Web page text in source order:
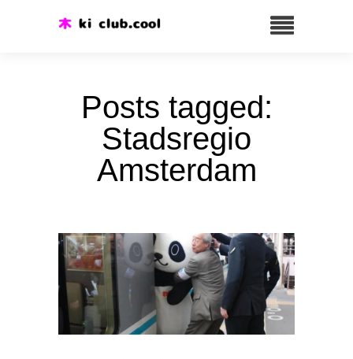
Posts tagged:
Stadsregio
Amsterdam